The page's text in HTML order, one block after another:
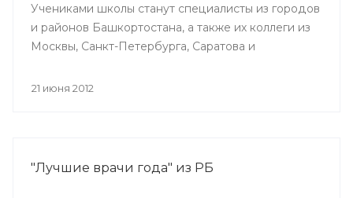
Учениками школы станут специалисты из городов
и районов Башкортостана, а также их коллеги из
Москвы, Санкт-Петербурга, Саратова и
21 июня 2012
"Лучшие врачи года" из РБ